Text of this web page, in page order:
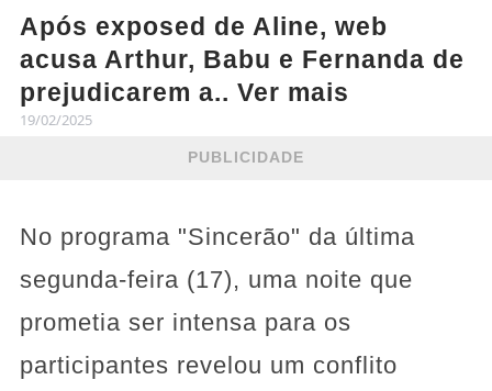
Após exposed de Aline, web
acusa Arthur, Babu e Fernanda de
prejudicarem a.. Ver mais
19/02/2025
PUBLICIDADE
No programa "Sincerão" da última
segunda-feira (17), uma noite que
prometia ser intensa para os
participantes revelou um conflito